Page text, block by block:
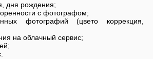
дня рождения;
с фотографом;
фотографий (цвето коррекция,
на облачный сервис;